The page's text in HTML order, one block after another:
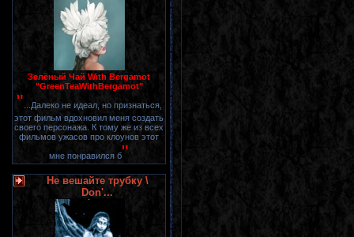
Зелёный Чай With Bergamot
"GreenTeaWithBergamot"
" ...Далеко не идеал, но признаться,
этот фильм вдохновил меня создать
своего персонажа. К тому же из всех
фильмов ужасов про клоунов этот
мне понравился б"
Не вешайте трубку \
Don'...